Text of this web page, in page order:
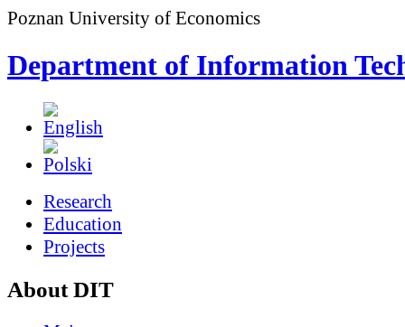
Poznan University of Economics
Department of Information
Research
Education
Projects
About DIT